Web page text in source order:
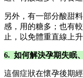
另外，有一部分酸甜
感，用的糖多；也有
止，以免體重直線上
6. 如何解決孕期失眠
這個症狀在懷孕後期